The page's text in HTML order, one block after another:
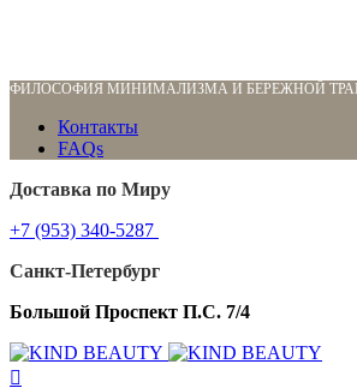
ФИЛОСОФИЯ МИНИМАЛИЗМА И БЕРЕЖНОЙ
Контакты
FAQs
Доставка по Миру
+7 (953) 340-5287
Санкт-Петербург
Большой Проспект П.С. 7/4